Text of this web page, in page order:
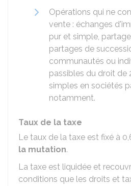
Opérations qui ne
vente : échanges
pur et simple,
partages de
communautés ou
passibles du droit de
simples en sociétés
notamment.
Taux de la taxe
Le taux de la taxe est fixé à
la mutation.
La taxe est liquidée et
conditions que les droits et